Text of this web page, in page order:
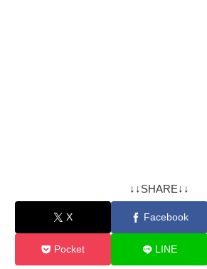
↓↓SHARE↓↓
X Facebook
Pocket LINE